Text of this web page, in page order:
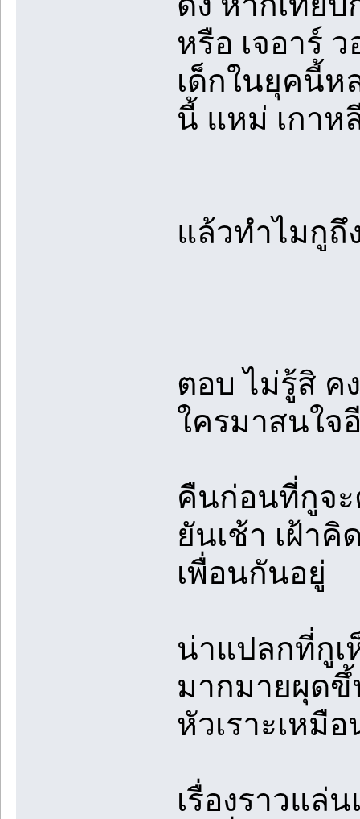
หรือ เจอาร์
เด็กในยุคนี้ห
นี้ แหม่ เกาห
แล้วทำไมกูถึ
ตอบ ไม่รู้สิ ค
ใครมาสนใจ
คืนก่อนที่กูจ
ยันเช้า เฝ้าคิ
เพื่อนกันอยู่
น่าแปลกที่กู
มากมายผุดขึ้
หัวเราะเหมื
เรื่องราวแล่